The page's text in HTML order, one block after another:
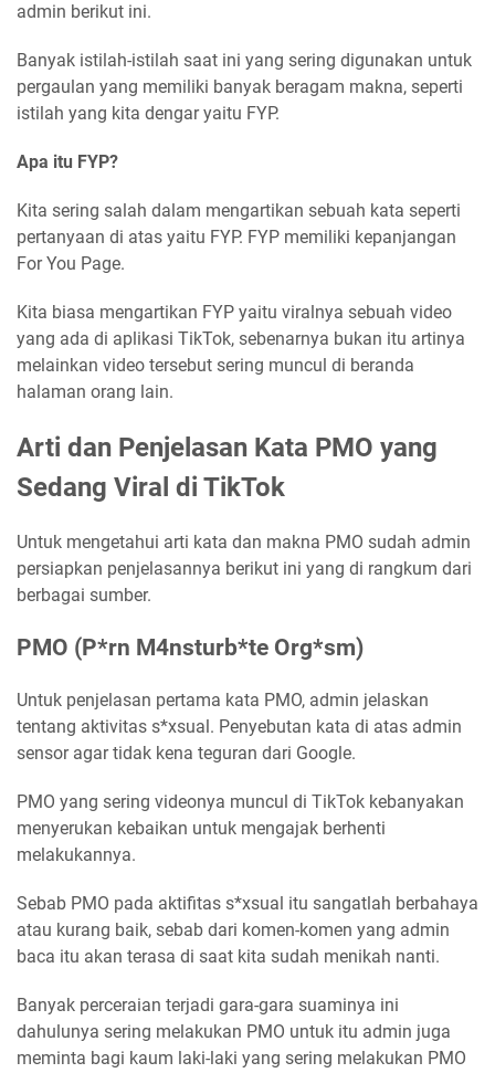
admin berikut ini.
Banyak istilah-istilah saat ini yang sering digunakan untuk
pergaulan yang memiliki banyak beragam makna, seperti
istilah yang kita dengar yaitu FYP.
Apa itu FYP?
Kita sering salah dalam mengartikan sebuah kata seperti
pertanyaan di atas yaitu FYP. FYP memiliki kepanjangan
For You Page.
Kita biasa mengartikan FYP yaitu viralnya sebuah video
yang ada di aplikasi TikTok, sebenarnya bukan itu artinya
melainkan video tersebut sering muncul di beranda
halaman orang lain.
Arti dan Penjelasan Kata PMO yang
Sedang Viral di TikTok
Untuk mengetahui arti kata dan makna PMO sudah admin
persiapkan penjelasannya berikut ini yang di rangkum dari
berbagai sumber.
PMO (P*rn M4nsturb*te Org*sm)
Untuk penjelasan pertama kata PMO, admin jelaskan
tentang aktivitas s*xsual. Penyebutan kata di atas admin
sensor agar tidak kena teguran dari Google.
PMO yang sering videonya muncul di TikTok kebanyakan
menyerukan kebaikan untuk mengajak berhenti
melakukannya.
Sebab PMO pada aktifitas s*xsual itu sangatlah berbahaya
atau kurang baik, sebab dari komen-komen yang admin
baca itu akan terasa di saat kita sudah menikah nanti.
Banyak perceraian terjadi gara-gara suaminya ini
dahulunya sering melakukan PMO untuk itu admin juga
meminta bagi kaum laki-laki yang sering melakukan PMO